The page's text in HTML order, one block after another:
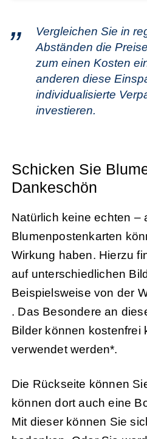
Vergleichen Sie in
Abständen die
zum einen Kosten
anderen diese
individualisierte
investieren.
Schicken Sie
Dankeschön
Natürlich keine echten –
Blumenpostenkarten
Wirkung haben. Hierzu
auf unterschiedlichen
Beispielsweise von der
. Das Besondere an
Bilder können kostenfrei
verwendet werden*.
Die Rückseite können
können dort auch eine
Mit dieser können Sie